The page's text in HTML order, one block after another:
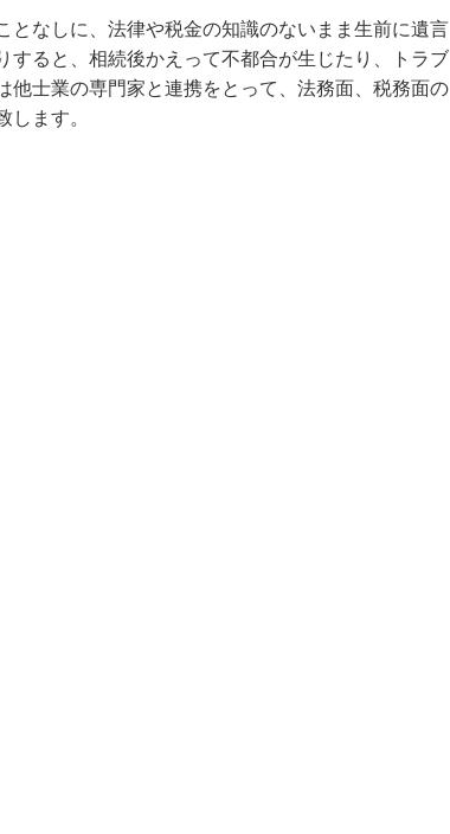
なしに、法律や税金の知識のないまま生前に遺言
ると、相続後かえって不都合が生じたり、トラブ
士業の専門家と連携をとって、法務面、税務面の
ます。